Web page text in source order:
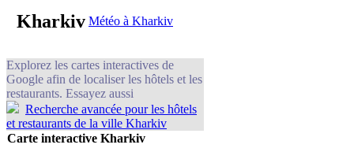
Kharkiv Météo à Kharkiv
Explorez les cartes interactives de
Google afin de localiser les hôtels et les
restaurants. Essayez aussi
Recherche avancée pour les hôtels
et restaurants de la ville Kharkiv
Carte interactive Kharkiv